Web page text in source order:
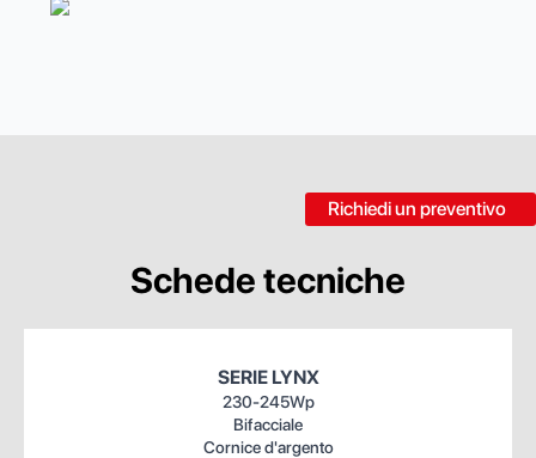
Richiedi un preventivo
Schede tecniche
SERIE LYNX
230-245Wp
Bifacciale
Cornice d'argento